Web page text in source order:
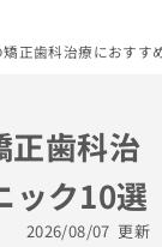
矯正歯科治療におす
正歯科治
ック10選
2026/08/07 更新